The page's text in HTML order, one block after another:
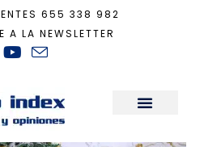
655 338 982
A LA NEWSLETTER